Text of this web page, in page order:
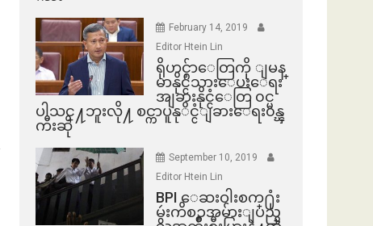
February 14, 2019
Editor Htein Lin
ရိုဟင္ဂ်ာေတြကို ျမန္
မာနိုင္ငံသားေပးေရး
အျခားနိုင္ငံေတြ ၀င္မ
ပါသင္႔ဘူးလို႔ စင္ကာပူနုိင္ငံျခားေရး၀န္ၾ
ကီးဆို
September 10, 2019
Editor Htein Lin
BPI ​ေဆးဝါးစက္​႐ုံး
မွဴးကိစၥအမ်ားျပည္​